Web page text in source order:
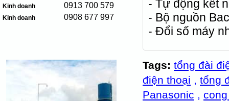
Kinh doanh 0913 700 579
Kinh doanh 0908 677 997
- Tự động kết
- Bộ nguồn
- Đổi số máy
Tags: tổng đài
điện thoại , tổng
Panasonic ,